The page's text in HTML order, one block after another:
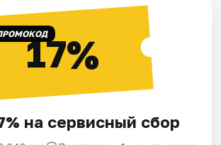
17%
на сервисный сбор